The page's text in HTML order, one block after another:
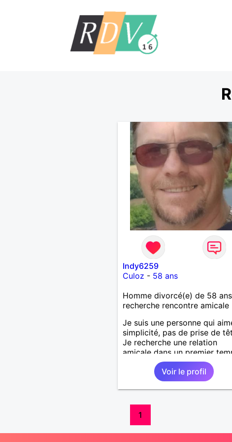
Indy6259
Culoz - 58 ans
Homme divorcé(e) de 58 ans
recherche rencontre amicale
Je suis une personne qui
simplicité, pas de prise de
Je recherche une relation
amicale dans un premier
et je laisse le destin me guider.
Je recherche la franchise, pas
de mensonge.
Voir le profil
1